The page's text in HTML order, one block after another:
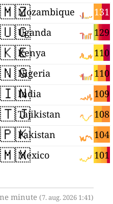
🇲🇿 131
Mozambique
🇺🇬 129
Uganda
🇰🇪 110
Kenya
🇳🇬 110
Nigeria
🇮🇳 109
India
🇹🇯 108
Tajikistan
🇵🇰 104
Pakistan
🇲🇽 101
Mexico
minute (7. aug. 2026 1:41)